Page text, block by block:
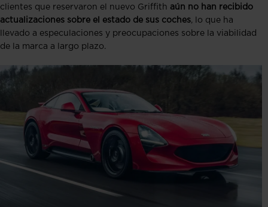
clientes que reservaron el nuevo Griffith aún no han recibido
actualizaciones sobre el estado de sus coches, lo que ha
llevado a especulaciones y preocupaciones sobre la viabilidad
de la marca a largo plazo.